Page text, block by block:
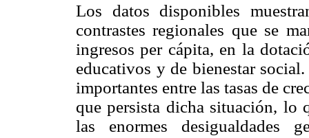
Los datos disponibles
contrastes regionales que se
ingresos per cápita, en la
educativos y de bienestar
importantes entre las tasas de
que persista dicha situación, lo
las enormes desigualdades